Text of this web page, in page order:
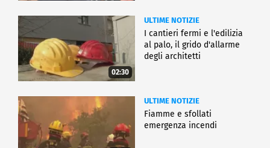
02:30
ULTIME NOTIZIE
I cantieri fermi e l'edilizia
al palo, il grido d'allarme
degli architetti
ULTIME NOTIZIE
Fiamme e sfollati
emergenza incendi